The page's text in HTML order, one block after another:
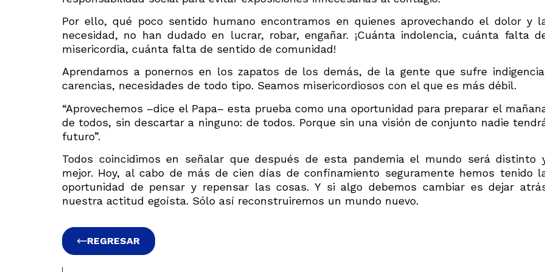
Por ello, qué poco sentido humano encontramos en quienes aprovechando el dolor y
necesidad, no han dudado en lucrar, robar, engañar. ¡Cuánta indolencia, cuánta falta
misericordia, cuánta falta de sentido de comunidad!
Aprendamos a ponernos en los zapatos de los demás, de la gente que sufre
carencias, necesidades de todo tipo. Seamos misericordiosos con el que es más débil.
“Aprovechemos –dice el Papa– esta prueba como una oportunidad para preparar el
de todos, sin descartar a ninguno: de todos. Porque sin una visión de conjunto nadie
futuro”.
Todos coincidimos en señalar que después de esta pandemia el mundo será distinto
mejor. Hoy, al cabo de más de cien días de confinamiento seguramente hemos tenido
oportunidad de pensar y repensar las cosas. Y si algo debemos cambiar es dejar
nuestra actitud egoísta. Sólo así reconstruiremos un mundo nuevo.
REGRESAR